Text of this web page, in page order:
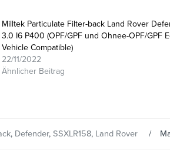
Milltek Particulate Filter-back Land Rover
3.0 I6 P400 (OPF/GPF und Ohnee-OPF/GPF
Vehicle Compatible)
22/11/2022
Ähnlicher Beitrag
, Defender, SSXLR158, Land Rover